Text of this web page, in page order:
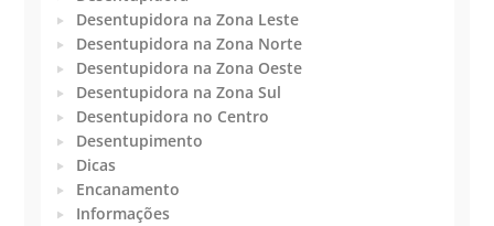
Desentupidora na Zona Leste
Desentupidora na Zona Norte
Desentupidora na Zona Oeste
Desentupidora na Zona Sul
Desentupidora no Centro
Desentupimento
Dicas
Encanamento
Informações